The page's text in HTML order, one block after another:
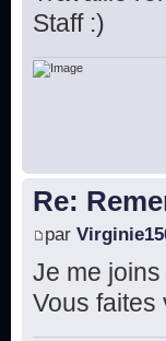
Staff :)
Re:
par
Je me
Vous faites